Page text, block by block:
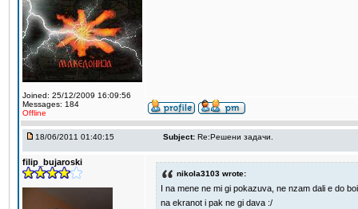
Joined: 25/12/2009 16:09:56
Messages: 184
Offline
18/06/2011 01:40:15 Subject: Re:Решени задачи.
filip_bujaroski
nikola3103 wrote:
I na mene ne mi gi pokazuva, ne nzam dali e do
na ekranot i pak ne gi dava :/